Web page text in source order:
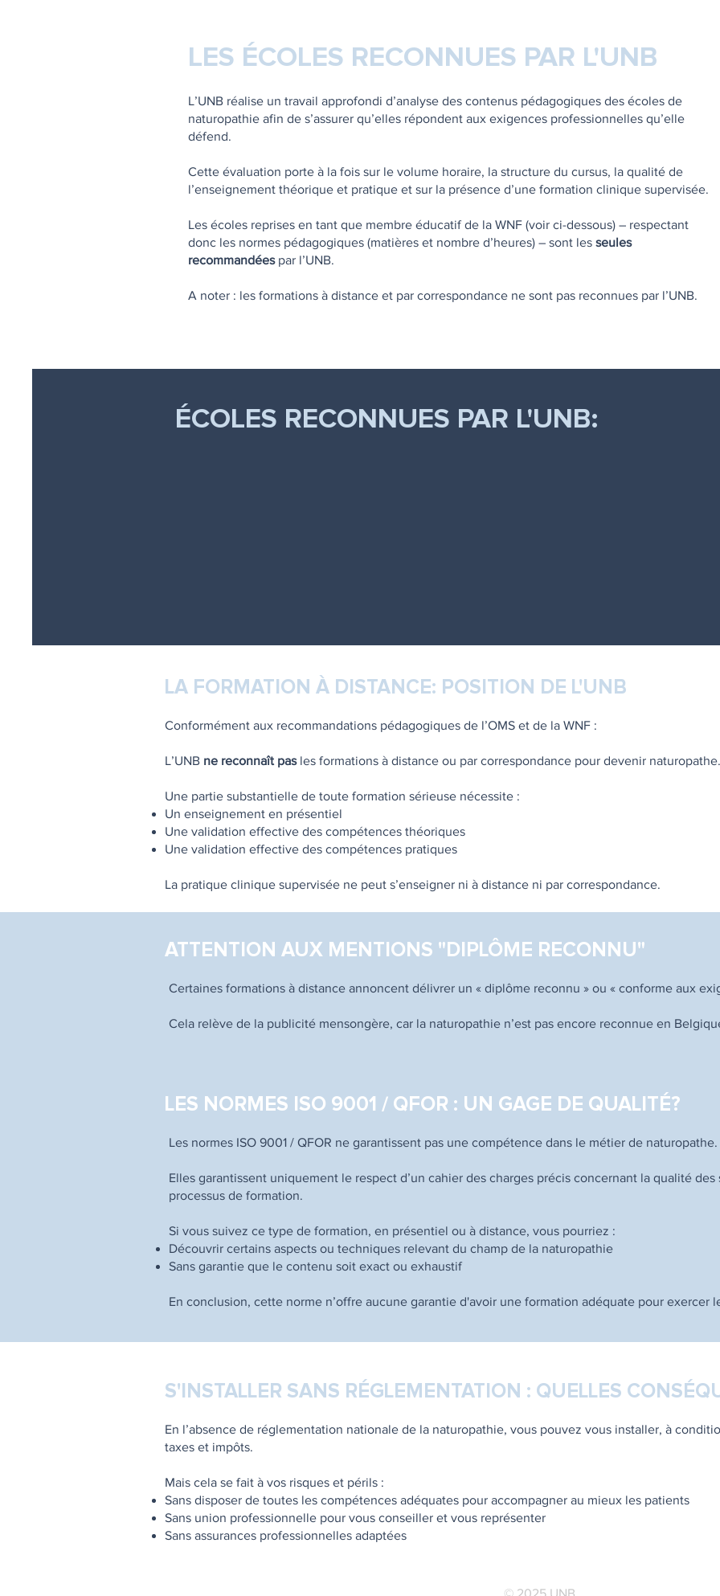
LES ÉCOLES RECONNUES PAR L'UNB
L’UNB réalise un travail approfondi d’analyse des contenus pédagogiques des écoles de
naturopathie afin de s’assurer qu’elles répondent aux exigences professionnelles qu’elle
défend.
Cette évaluation porte à la fois sur le volume horaire, la structure du cursus, la qualité de
l’enseignement théorique et pratique et sur la présence d’une formation clinique supervisée.
Les écoles reprises en tant que membre éducatif de la WNF (voir ci-dessous) – respectant
donc les normes pédagogiques (matières et nombre d’heures) – sont les seules
recommandéespar l’UNB.
A noter : les formations à distance et par correspondance ne sont pas reconnues par l’UNB.
ÉCOLES RECONNUES PAR L'UNB:
LA FORMATION À DISTANCE: POSITION DE L'UNB
Conformément aux recommandations pédagogiques de l’OMS et de la WNF :
L’UNB ne reconnaît pasles formations à distance ou par correspondance pour devenir naturopathe.
Une partie substantielle de toute formation sérieuse nécessite :
Un enseignement en présentiel
Une validation effective des compétences théoriques
Une validation effective des compétences pratiques
La pratique clinique supervisée ne peut s’enseigner ni à distance ni par correspondance.
ATTENTION AUX MENTIONS "DIPLÔME RECONNU"
Certaines formations à distance annoncent délivrer un « diplôme reconnu » ou « conforme aux
Cela relève de la publicité mensongère, car la naturopathie n’est pas encore reconnue en
LES NORMES ISO 9001 / QFOR : UN GAGE DE QUALITÉ?
Les normes ISO 9001 / QFOR ne garantissent pas une compétence dans le métier de naturopathe.
Elles garantissent uniquement le respect d’un cahier des charges précis concernant la qualité des
processus de formation.
Si vous suivez ce type de formation, en présentiel ou à distance, vous pourriez :
Découvrir certains aspects ou techniques relevant du champ de la naturopathie
Sans garantie que le contenu soit exact ou exhaustif
En conclusion, cette norme n’offre aucune garantie d'avoir une formation adéquate pour exercer
S'INSTALLER SANS RÉGLEMENTATION : QUELLES
En l’absence de réglementation nationale de la naturopathie, vous pouvez vous installer, à
taxes et impôts.
Mais cela se fait à vos risques et périls :
Sans disposer de toutes les compétences adéquates pour accompagner au mieux les patients
Sans union professionnelle pour vous conseiller et vous représenter
Sans assurances professionnelles adaptées
© 2025 UNB